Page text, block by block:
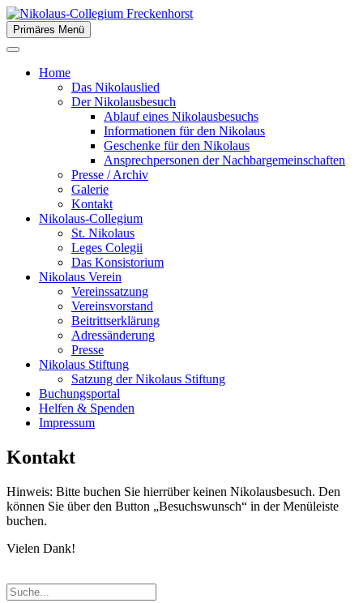
Zum
Inhalt
springen
Nikolaus-Collegium
Freckenhorst
der Stiftsstadt Freckenhorst e.V.
Primäres Menü
Home
Das Nikolauslied
Der Nikolausbesuch
Ablauf eines Nikolausbesuchs
Informationen für den Nikolaus
Geschenke für den Nikolaus
Ansprechpersonen der Nachbargemeinschaften
Presse / Archiv
Galerie
Kontakt
Nikolaus-Collegium
St. Nikolaus
Leges Colegii
Das Konsistorium
Nikolaus Verein
Vereinssatzung
Vereinsvorstand
Beitrittserklärung
Adressänderung
Presse
Nikolaus Stiftung
Satzung der Nikolaus Stiftung
Buchungsportal
Helfen & Spenden
Impressum
Kontakt
Hinweis: Bitte buchen Sie hierrüber keinen Nikolausbesuch. Den
können Sie über den Button „Besuchswunsch“ in der Menüleiste
buchen.
Vielen Dank!